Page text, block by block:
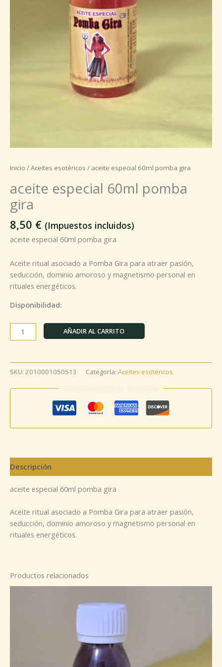
Inicio /Aceites esotéricos / aceite especial 60ml pomba gira
aceite especial 60ml pomba
gira
8,50 € (Impuestos incluidos)
aceite especial 60ml pomba gira
Aceite ritual asociado a Pomba Gira para atraer pasión,
seducción, dominio amoroso y magnetismo personal en
rituales energéticos.
Disponibilidad:
AÑADIR AL CARRITO
SKU: 2010001050513 Categoría: Aceites esotéricos
Descripción
aceite especial 60ml pomba gira
Aceite ritual asociado a Pomba Gira para atraer pasión,
seducción, dominio amoroso y magnetismo personal en
rituales energéticos.
Productos relacionados